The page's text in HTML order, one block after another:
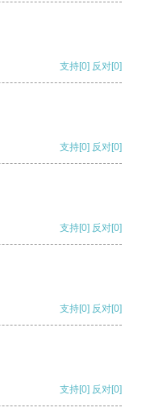
支持[0] 反对[0]
支持[0] 反对[0]
支持[0] 反对[0]
支持[0] 反对[0]
支持[0] 反对[0]